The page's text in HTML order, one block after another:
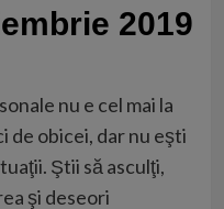
2019
nu e cel mai la
de obicei, dar nu eşti
Ştii să asculţi,
şi deseori